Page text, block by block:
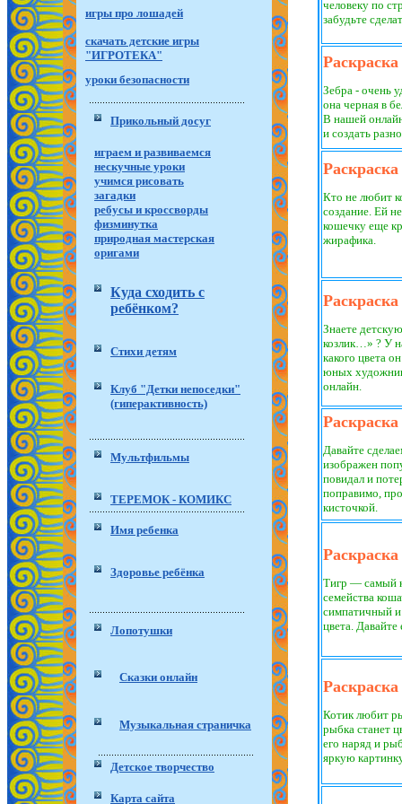
игры про лошадей
скачать детские игры
"ИГРОТЕКА"
уроки безопасности
Прикольный досуг
играем и развиваемся
нескучные уроки
учимся рисовать
загадки
ребусы и кроссворды
физминутка
природная мастерская
оригами
Куда сходить с
ребёнком?
Стихи детям
Клуб "Детки непоседки"
(гиперактивность)
Мультфильмы
ТЕРЕМОК - КОМИКС
Имя ребенка
Здоровье ребёнка
Лопотушки
Сказки онлайн
Музыкальная страничка
Детское творчество
Карта сайта
человеку по
забудьте
Зебра - очень
она черная в
В нашей
и создать
Кто не любит
создание. Ей
кошечку еще
жирафика.
Знаете
козлик…» ? У
какого цвета
юных
онлайн.
Давайте
изображен
повидал и
поправимо,
кисточкой.
Тигр — самый
семейства
симпатичный и
цвета. Давайте
Котик любит
рыбка станет
его наряд и
яркую